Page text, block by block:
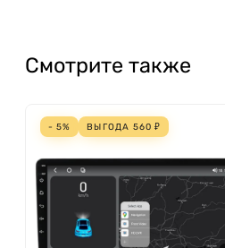
Смотрите также
- 5% ВЫГОДА 560 ₽